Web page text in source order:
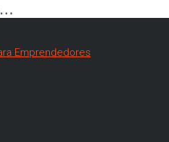
Emprendedores